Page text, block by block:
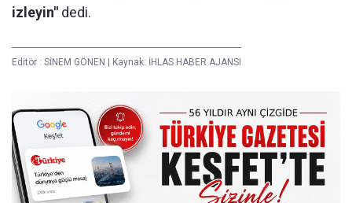
izleyin" dedi.
Editör : SİNEM GÖNEN Kaynak: İHLAS HABER AJANSI